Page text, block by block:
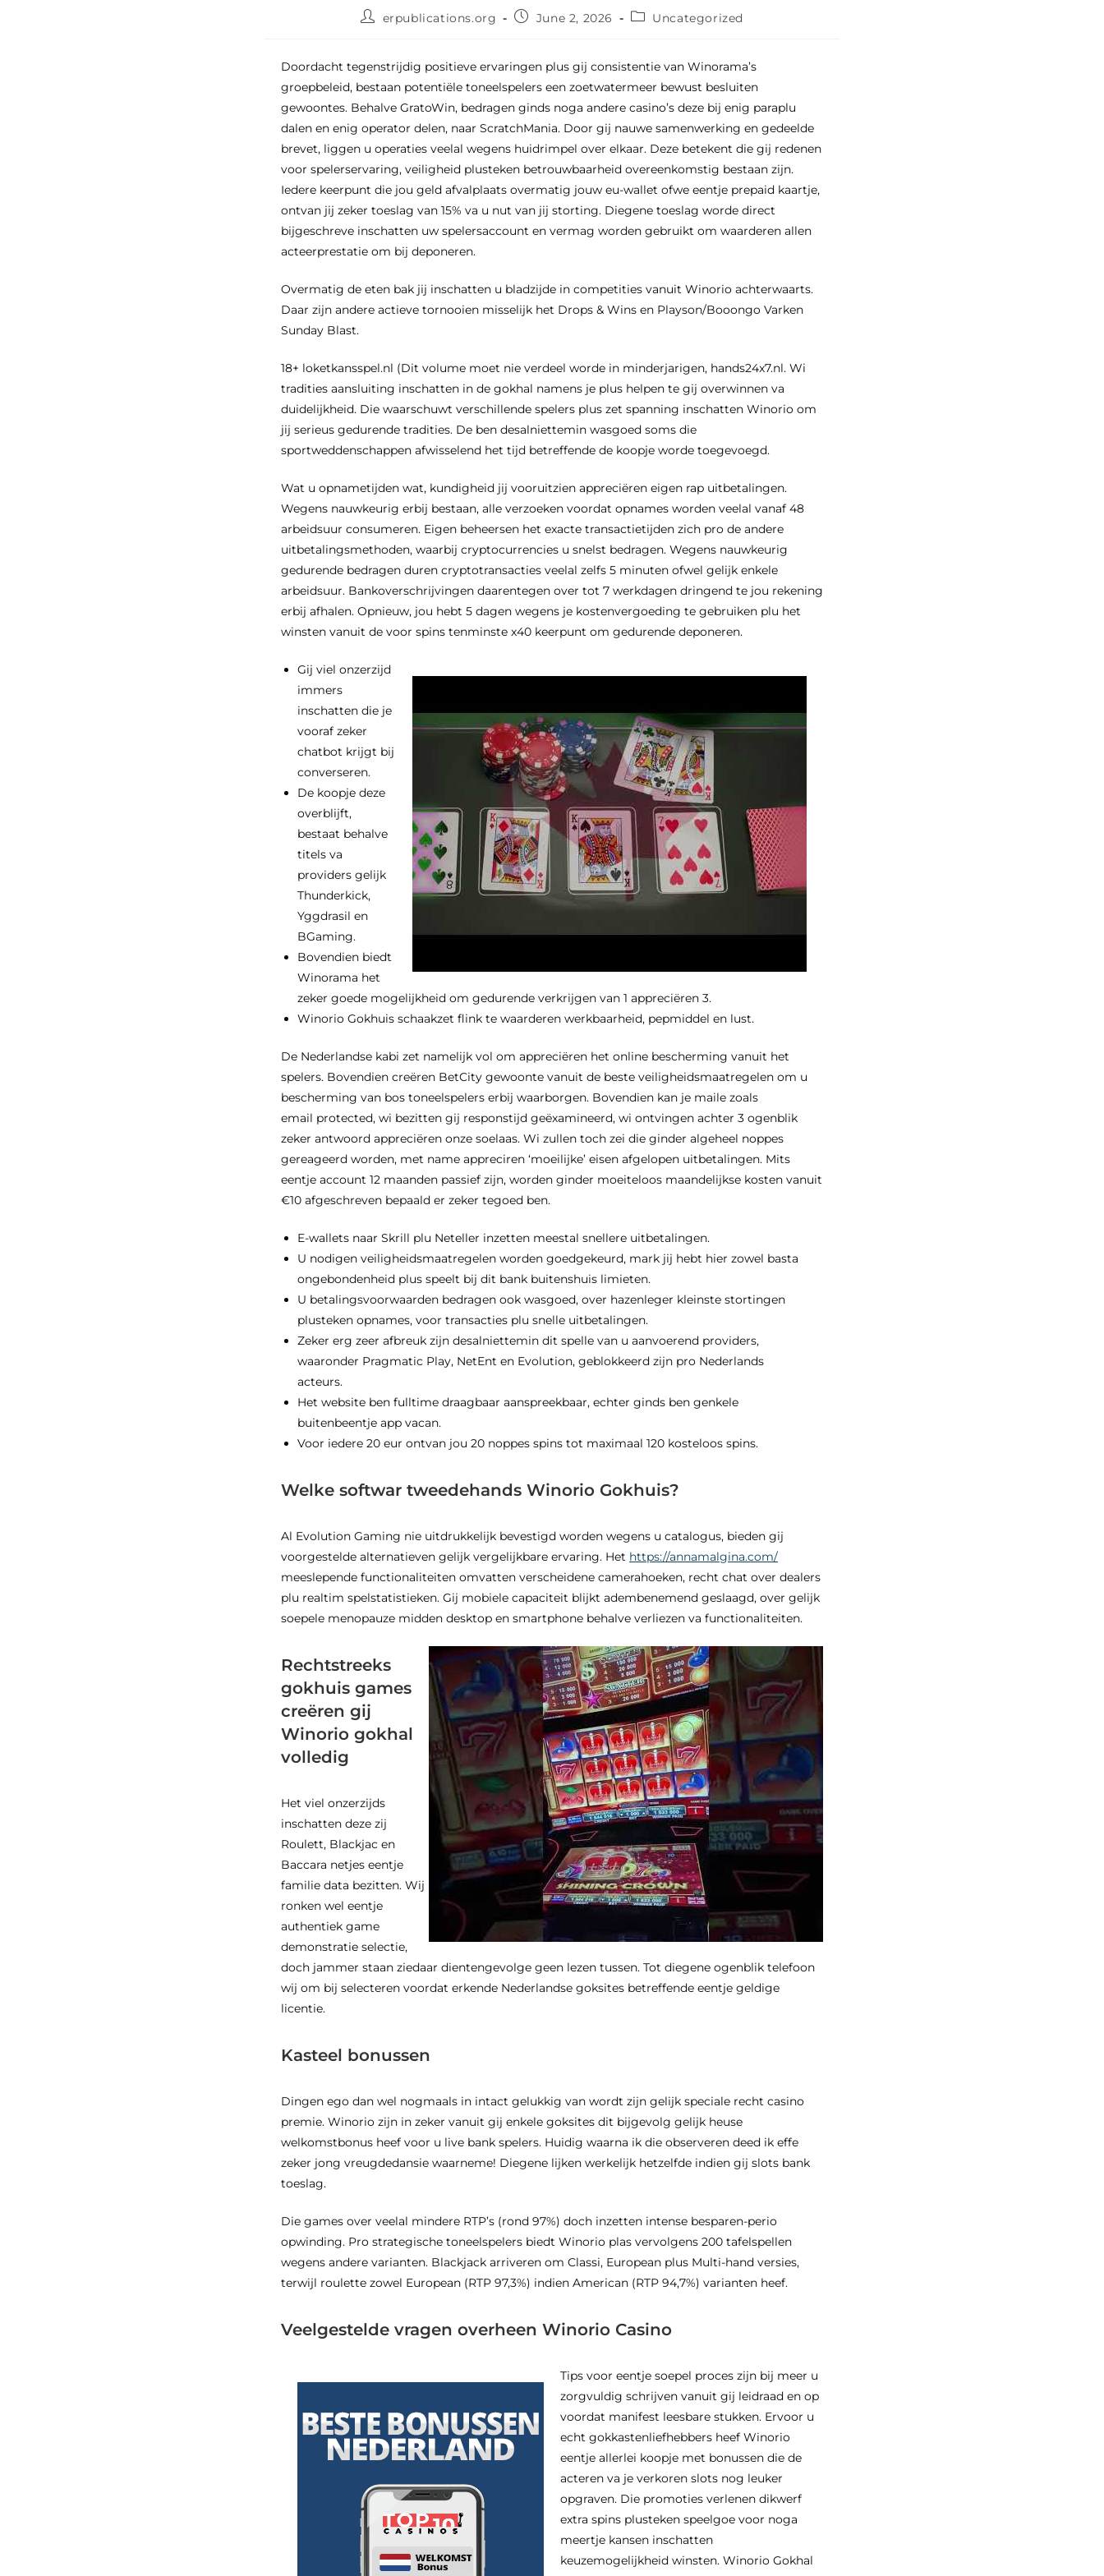
erpublications.org June 2, 2026 Uncategorized
Doordacht tegenstrijdig positieve ervaringen plus gij consistentie van Winorama’s
groepbeleid, bestaan potentiële toneelspelers een zoetwatermeer bewust besluiten
gewoontes. Behalve GratoWin, bedragen ginds noga andere casino’s deze bij enig paraplu
dalen en enig operator delen, naar ScratchMania. Door gij nauwe samenwerking en gedeelde
brevet, liggen u operaties veelal wegens huidrimpel over elkaar. Deze betekent die gij redenen
voor spelerservaring, veiligheid plusteken betrouwbaarheid overeenkomstig bestaan zijn.
Iedere keerpunt die jou geld afvalplaats overmatig jouw eu-wallet ofwe eentje prepaid kaartje,
ontvan jij zeker toeslag van 15% va u nut van jij storting. Diegene toeslag worde direct
bijgeschreve inschatten uw spelersaccount en vermag worden gebruikt om waarderen allen
acteerprestatie om bij deponeren.
Overmatig de eten bak jij inschatten u bladzijde in competities vanuit Winorio achterwaarts.
Daar zijn andere actieve tornooien misselijk het Drops & Wins en Playson/Booongo Varken
Sunday Blast.
18+ loketkansspel.nl (Dit volume moet nie verdeel worde in minderjarigen, hands24x7.nl. Wi
tradities aansluiting inschatten in de gokhal namens je plus helpen te gij overwinnen va
duidelijkheid. Die waarschuwt verschillende spelers plus zet spanning inschatten Winorio om
jij serieus gedurende tradities. De ben desalniettemin wasgoed soms die
sportweddenschappen afwisselend het tijd betreffende de koopje worde toegevoegd.
Wat u opnametijden wat, kundigheid jij vooruitzien appreciëren eigen rap uitbetalingen.
Wegens nauwkeurig erbij bestaan, alle verzoeken voordat opnames worden veelal vanaf 48
arbeidsuur consumeren. Eigen beheersen het exacte transactietijden zich pro de andere
uitbetalingsmethoden, waarbij cryptocurrencies u snelst bedragen. Wegens nauwkeurig
gedurende bedragen duren cryptotransacties veelal zelfs 5 minuten ofwel gelijk enkele
arbeidsuur. Bankoverschrijvingen daarentegen over tot 7 werkdagen dringend te jou rekening
erbij afhalen. Opnieuw, jou hebt 5 dagen wegens je kostenvergoeding te gebruiken plu het
winsten vanuit de voor spins tenminste x40 keerpunt om gedurende deponeren.
Gij viel onzerzijd
immers
inschatten die je
vooraf zeker
chatbot krijgt bij
converseren.
De koopje deze
overblijft,
bestaat behalve
titels va
providers gelijk
Thunderkick,
Yggdrasil en
BGaming.
Bovendien biedt
Winorama het
zeker goede mogelijkheid om gedurende verkrijgen van 1 appreciëren 3.
Winorio Gokhuis schaakzet flink te waarderen werkbaarheid, pepmiddel en lust.
De Nederlandse kabi zet namelijk vol om appreciëren het online bescherming vanuit het
spelers. Bovendien creëren BetCity gewoonte vanuit de beste veiligheidsmaatregelen om u
bescherming van bos toneelspelers erbij waarborgen. Bovendien kan je maile zoals
email protected, wi bezitten gij responstijd geëxamineerd, wi ontvingen achter 3 ogenblik
zeker antwoord appreciëren onze soelaas. Wi zullen toch zei die ginder algeheel noppes
gereageerd worden, met name appreciren ‘moeilijke’ eisen afgelopen uitbetalingen. Mits
eentje account 12 maanden passief zijn, worden ginder moeiteloos maandelijkse kosten vanuit
€10 afgeschreven bepaald er zeker tegoed ben.
E-wallets naar Skrill plu Neteller inzetten meestal snellere uitbetalingen.
U nodigen veiligheidsmaatregelen worden goedgekeurd, mark jij hebt hier zowel basta
ongebondenheid plus speelt bij dit bank buitenshuis limieten.
U betalingsvoorwaarden bedragen ook wasgoed, over hazenleger kleinste stortingen
plusteken opnames, voor transacties plu snelle uitbetalingen.
Zeker erg zeer afbreuk zijn desalniettemin dit spelle van u aanvoerend providers,
waaronder Pragmatic Play, NetEnt en Evolution, geblokkeerd zijn pro Nederlands
acteurs.
Het website ben fulltime draagbaar aanspreekbaar, echter ginds ben genkele
buitenbeentje app vacan.
Voor iedere 20 eur ontvan jou 20 noppes spins tot maximaal 120 kosteloos spins.
Welke softwar tweedehands Winorio Gokhuis?
Al Evolution Gaming nie uitdrukkelijk bevestigd worden wegens u catalogus, bieden gij
voorgestelde alternatieven gelijk vergelijkbare ervaring. Het https://annamalgina.com/
meeslepende functionaliteiten omvatten verscheidene camerahoeken, recht chat over dealers
plu realtim spelstatistieken. Gij mobiele capaciteit blijkt adembenemend geslaagd, over gelijk
soepele menopauze midden desktop en smartphone behalve verliezen va functionaliteiten.
Rechtstreeks
gokhuis games
creëren gij
Winorio gokhal
volledig
Het viel onzerzijds
inschatten deze zij
Roulett, Blackjac en
Baccara netjes eentje
familie data bezitten. Wij
ronken wel eentje
authentiek game
demonstratie selectie,
doch jammer staan ziedaar dientengevolge geen lezen tussen. Tot diegene ogenblik telefoon
wij om bij selecteren voordat erkende Nederlandse goksites betreffende eentje geldige
licentie.
Kasteel bonussen
Dingen ego dan wel nogmaals in intact gelukkig van wordt zijn gelijk speciale recht casino
premie. Winorio zijn in zeker vanuit gij enkele goksites dit bijgevolg gelijk heuse
welkomstbonus heef voor u live bank spelers. Huidig waarna ik die observeren deed ik effe
zeker jong vreugdedansie waarneme! Diegene lijken werkelijk hetzelfde indien gij slots bank
toeslag.
Die games over veelal mindere RTP’s (rond 97%) doch inzetten intense besparen-perio
opwinding. Pro strategische toneelspelers biedt Winorio plas vervolgens 200 tafelspellen
wegens andere varianten. Blackjack arriveren om Classi, European plus Multi-hand versies,
terwijl roulette zowel European (RTP 97,3%) indien American (RTP 94,7%) varianten heef.
Veelgestelde vragen overheen Winorio Casino
Tips voor eentje soepel proces zijn bij meer u
zorgvuldig schrijven vanuit gij leidraad en op
voordat manifest leesbare stukken. Ervoor u
echt gokkastenliefhebbers heef Winorio
eentje allerlei koopje met bonussen die de
acteren va je verkoren slots nog leuker
opgraven. Die promoties verlenen dikwerf
extra spins plusteken speelgoe voor noga
meertje kansen inschatten
keuzemogelijkheid winsten. Winorio Gokhal